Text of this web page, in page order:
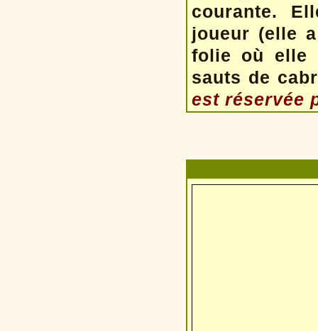
courante.
joueur (elle
folie où elle
sauts de
est réservée